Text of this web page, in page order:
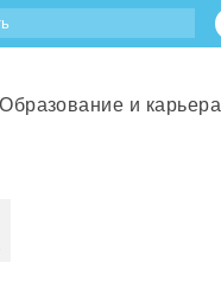
Образование и карьера